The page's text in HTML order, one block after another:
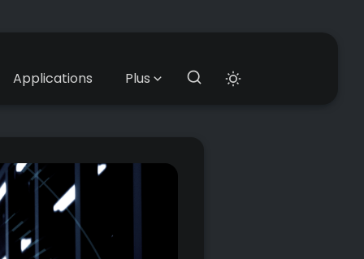
Applications Plus